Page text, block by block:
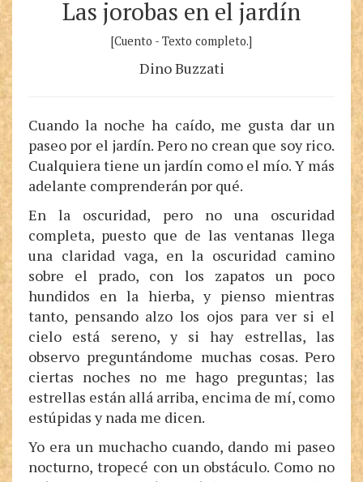
Las jorobas en el jardín
[Cuento - Texto completo.]
Dino Buzzati
Cuando la noche ha caído, me gusta dar un
paseo por el jardín. Pero no crean que soy rico.
Cualquiera tiene un jardín como el mío. Y más
adelante comprenderán por qué.
En la oscuridad, pero no una oscuridad
completa, puesto que de las ventanas llega
una claridad vaga, en la oscuridad camino
sobre el prado, con los zapatos un poco
hundidos en la hierba, y pienso mientras
tanto, pensando alzo los ojos para ver si el
cielo está sereno, y si hay estrellas, las
observo preguntándome muchas cosas. Pero
ciertas noches no me hago preguntas; las
estrellas están allá arriba, encima de mí, como
estúpidas y nada me dicen.
Yo era un muchacho cuando, dando mi paseo
nocturno, tropecé con un obstáculo. Como no